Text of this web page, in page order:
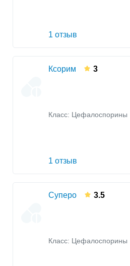
1 отзыв
Ксорим 3
Класс: Цефалоспорины
1 отзыв
Суперо 3.5
Класс: Цефалоспорины